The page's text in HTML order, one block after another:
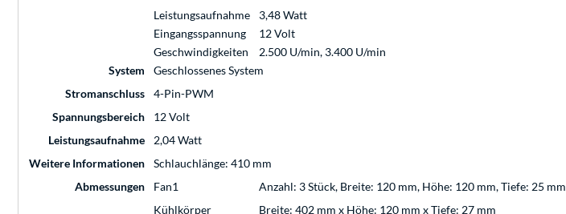
Leistungsaufnahme
3,48 Watt
Eingangsspannung
12 Volt
Geschwindigkeiten
2.500 U/min, 3.400 U/min
System
Geschlossenes System
Stromanschluss
4-Pin-PWM
Spannungsbereich
12 Volt
Leistungsaufnahme
2,04 Watt
Weitere Informationen
Schlauchlänge: 410 mm
Abmessungen
Fan1
Anzahl: 3 Stück, Breite: 120 mm, Höhe: 120 mm, Tiefe: 25 mm
Kühlkörper
Breite: 402 mm x Höhe: 120 mm x Tiefe: 27 mm